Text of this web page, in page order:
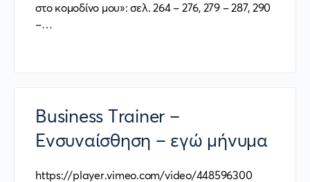
στο κομοδίνο μου»: σελ. 264 – 276, 279 – 287, 290
–…
Business Trainer –
Ενσυναίσθηση – εγώ μήνυμα
https://player.vimeo.com/video/448596300